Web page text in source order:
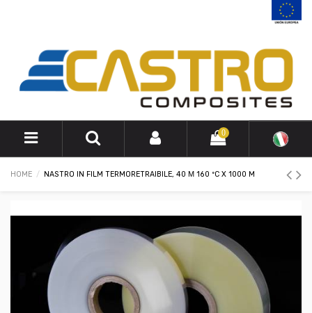
0
HOME NASTRO IN FILM TERMORETRAIBILE, 40 Μ 160 ºC X 1000 M